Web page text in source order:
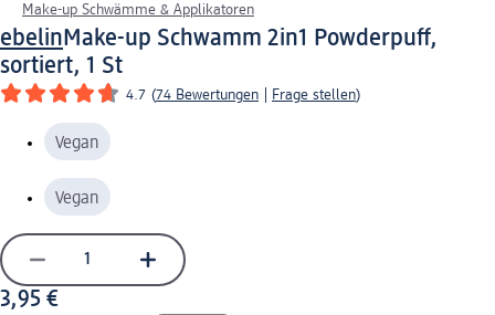
Make-up Schwämme & Applikatoren
ebelinMake-up Schwamm 2in1 Powderpuff,
sortiert, 1 St
4.7 (74 Bewertungen Frage stellen)
Vegan
Vegan
3,95 €